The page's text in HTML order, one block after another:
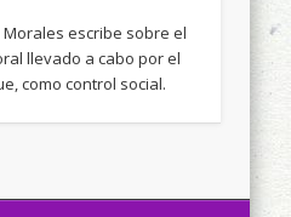
escribe sobre el
llevado a cabo por el
como control social.